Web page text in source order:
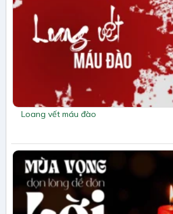
Loang vết máu đào